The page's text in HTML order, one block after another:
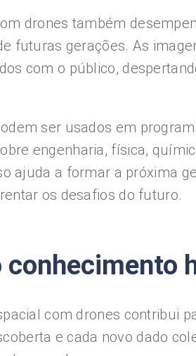
drones também
futuras gerações. As
com o público,
ser usados ​​em
engenharia, física,
ajuda a formar a próxima
os desafios do futuro.
conhecimento
com drones contribui
e cada novo dado